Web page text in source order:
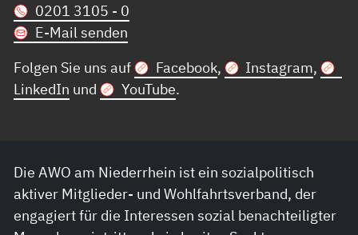
0201 3105 - 0
E-Mail senden
Folgen Sie uns auf
Facebook, Instagram,
LinkedIn und YouTube.
Die AWO am Niederrhein ist ein sozialpolitisch
aktiver Mitglieder- und Wohlfahrtsverband, der
engagiert für die Interessen sozial benachteiligter